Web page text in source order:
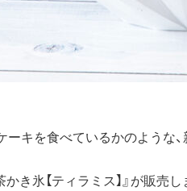
ーキを食べているかのような、
かき氷【ティラミス】』が販売し